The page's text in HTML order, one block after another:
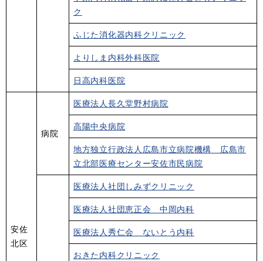
ク
ふじた消化器内科クリニック
よりしま内科外科医院
日高内科医院
安佐
北区
病院
医療法人長久堂野村病院
高陽中央病院
地方独立行政法人広島市立病院機構 広島市
立北部医療センター安佐市民病院
医療法人社団しみずクリニック
医療法人社団恵正会 中岡内科
医療法人秀仁会 ないとう内科
おきた内科クリニック